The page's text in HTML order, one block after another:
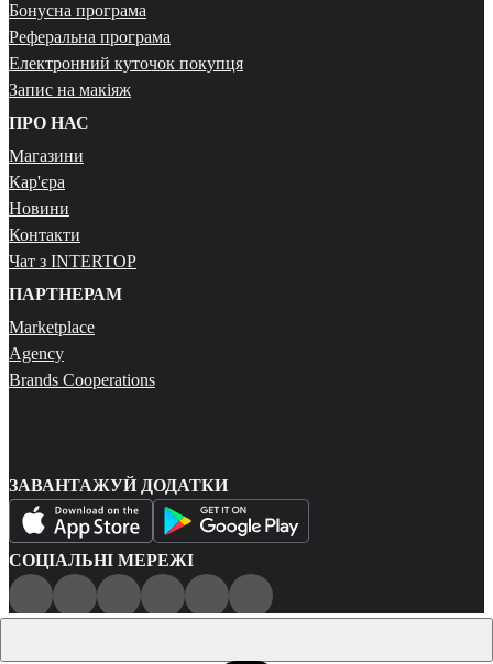
Бонусна програма
Реферальна програма
Електронний куточок покупця
Запис на макіяж
ПРО НАС
Магазини
Кар'єра
Новини
Контакти
Чат з INTERTOP
ПАРТНЕРАМ
Marketplace
Agency
Brands Cooperations
ЗАВАНТАЖУЙ ДОДАТКИ
СОЦІАЛЬНІ МЕРЕЖІ
Політика конфіденційності